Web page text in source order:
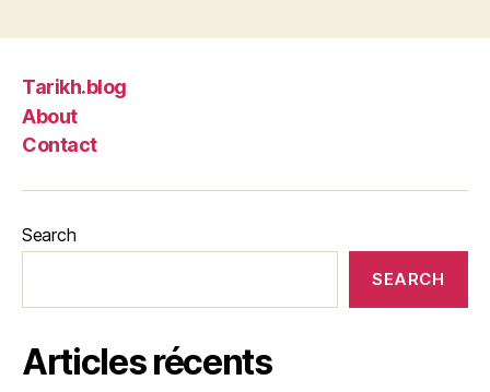
Tarikh.blog
About
Contact
Search
SEARCH
Articles récents